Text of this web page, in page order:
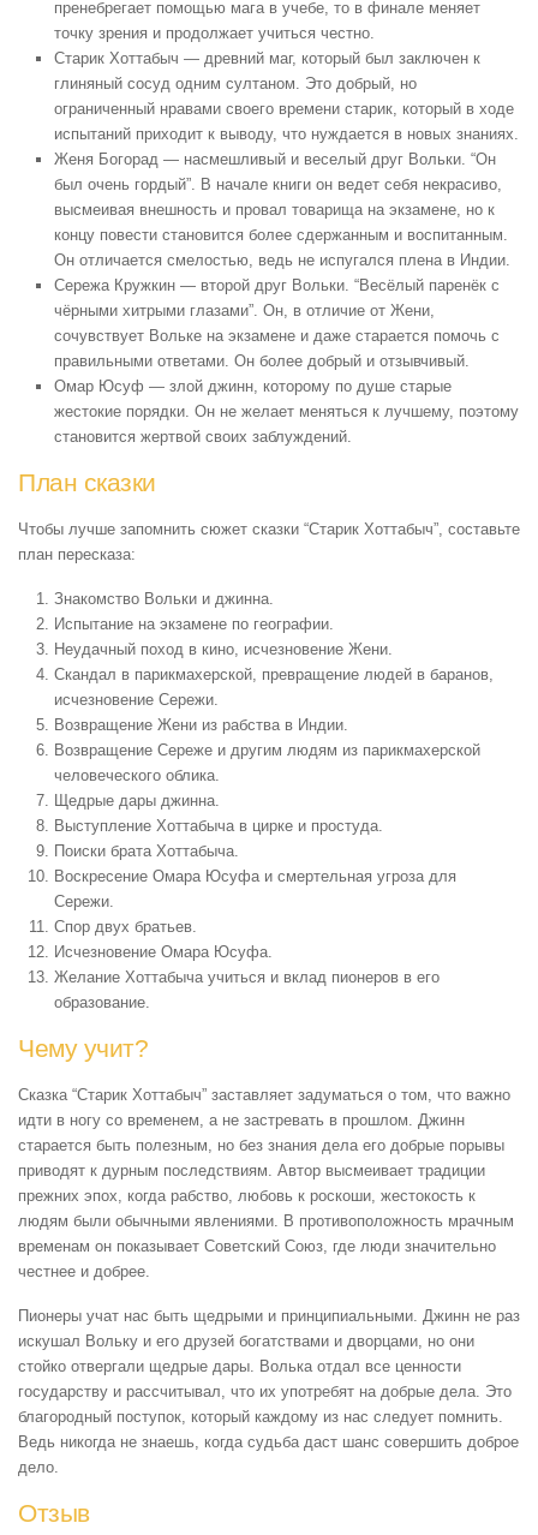
пренебрегает помощью мага в учебе, то в финале меняет
точку зрения и продолжает учиться честно.
Старик Хоттабыч — древний маг, который был заключен к
глиняный сосуд одним султаном. Это добрый, но
ограниченный нравами своего времени старик, который в ходе
испытаний приходит к выводу, что нуждается в новых знаниях.
Женя Богорад — насмешливый и веселый друг Вольки. “Он
был очень гордый”. В начале книги он ведет себя некрасиво,
высмеивая внешность и провал товарища на экзамене, но к
концу повести становится более сдержанным и воспитанным.
Он отличается смелостью, ведь не испугался плена в Индии.
Сережа Кружкин — второй друг Вольки. “Весёлый паренёк с
чёрными хитрыми глазами”. Он, в отличие от Жени,
сочувствует Вольке на экзамене и даже старается помочь с
правильными ответами. Он более добрый и отзывчивый.
Омар Юсуф — злой джинн, которому по душе старые
жестокие порядки. Он не желает меняться к лучшему, поэтому
становится жертвой своих заблуждений.
План сказки
Чтобы лучше запомнить сюжет сказки “Старик Хоттабыч”, составьте
план пересказа:
Знакомство Вольки и джинна.
Испытание на экзамене по географии.
Неудачный поход в кино, исчезновение Жени.
Скандал в парикмахерской, превращение людей в баранов,
исчезновение Сережи.
Возвращение Жени из рабства в Индии.
Возвращение Сереже и другим людям из парикмахерской
человеческого облика.
Щедрые дары джинна.
Выступление Хоттабыча в цирке и простуда.
Поиски брата Хоттабыча.
Воскресение Омара Юсуфа и смертельная угроза для
Сережи.
Спор двух братьев.
Исчезновение Омара Юсуфа.
Желание Хоттабыча учиться и вклад пионеров в его
образование.
Чему учит?
Сказка “Старик Хоттабыч” заставляет задуматься о том, что важно
идти в ногу со временем, а не застревать в прошлом. Джинн
старается быть полезным, но без знания дела его добрые порывы
приводят к дурным последствиям. Автор высмеивает традиции
прежних эпох, когда рабство, любовь к роскоши, жестокость к
людям были обычными явлениями. В противоположность мрачным
временам он показывает Советский Союз, где люди значительно
честнее и добрее.
Пионеры учат нас быть щедрыми и принципиальными. Джинн не раз
искушал Вольку и его друзей богатствами и дворцами, но они
стойко отвергали щедрые дары. Волька отдал все ценности
государству и рассчитывал, что их употребят на добрые дела. Это
благородный поступок, который каждому из нас следует помнить.
Ведь никогда не знаешь, когда судьба даст шанс совершить доброе
дело.
Отзыв